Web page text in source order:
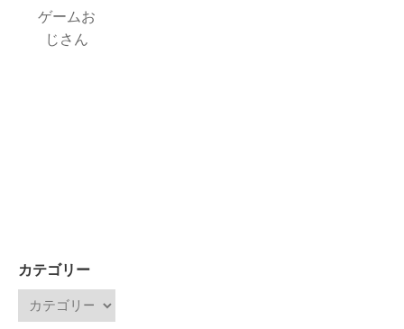
ゲームお
じさん
カテゴリー